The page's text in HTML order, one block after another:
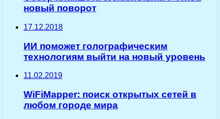
новый поворот
17.12.2018
ИИ поможет голографическим
технологиям выйти на новый уровень
11.02.2019
WiFiMapper: поиск открытых сетей в
любом городе мира